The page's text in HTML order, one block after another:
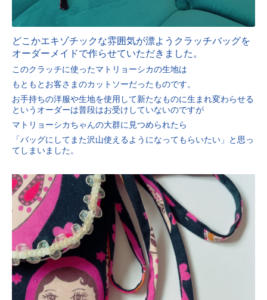
どこかエキゾチックな雰囲気が漂ようクラッチバッグを
オーダーメイドで作らせていただきました。
このクラッチに使ったマトリョーシカの生地は
もともとお客さまのカットソーだったものです。
お手持ちの洋服や生地を使用して新たなものに生まれ変わらせる
というオーダーは普段はお受けしていないのですが
マトリョーシカちゃんの大群に見つめられたら
「バッグにしてまた沢山使えるようになってもらいたい」と思っ
てしまいました。